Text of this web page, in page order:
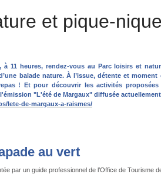
et pique-
à 11 heures, rendez-vous au Parc loisirs et
balade nature. À l’issue, détente et
! Et pour découvrir les activités
"L'été de Margaux" diffusée
lete-de-margaux-a-raismes/
au vert
par un guide professionnel de l’Office de Tourisme